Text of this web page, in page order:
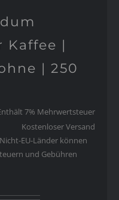
Kaffee |
| 250
7% Mehrwertsteuer
Kostenloser Versand
EU-Länder können
und Gebühren